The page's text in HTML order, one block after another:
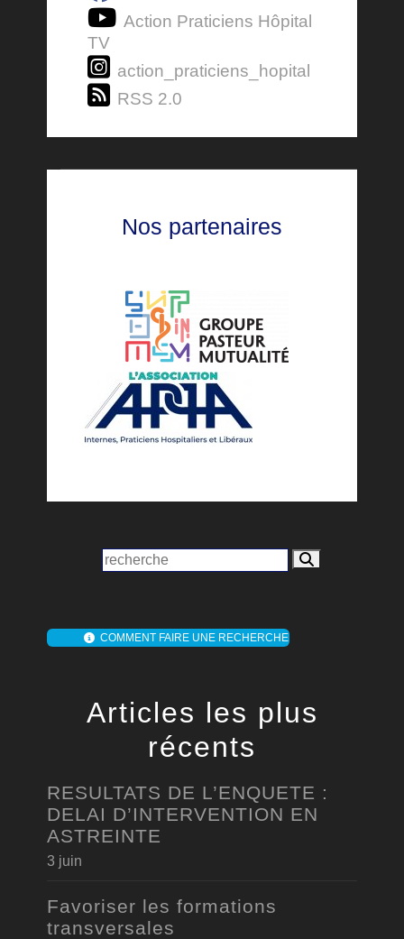
Action Praticiens Hôpital
TV
action_praticiens_hopital
RSS 2.0
Nos partenaires
COMMENT FAIRE UNE RECHERCHE
Articles les plus
récents
RESULTATS DE L’ENQUETE :
DELAI D’INTERVENTION EN
ASTREINTE
3 juin
Favoriser les formations
transversales